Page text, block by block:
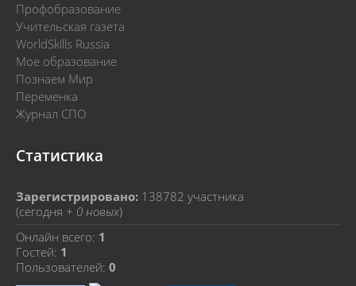
Профобразование
Учительская газета
WorldSkills Russia
Мое образование
Познаем Мир
Переменка
Журнал СПО
Статистика
Зарегистрировано: 138782 участника
(сегодня + 0 новых)
Онлайн всего: 1
Гостей: 1
Пользователей: 0